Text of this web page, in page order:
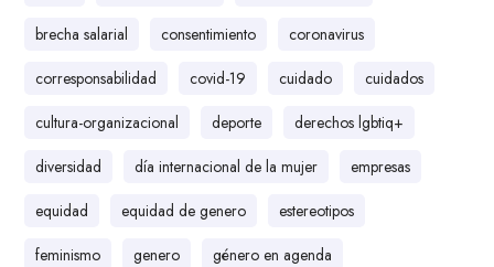
brecha salarial
consentimiento
coronavirus
corresponsabilidad
covid-19 cuidado
cuidados
cultura-organizacional
deporte
derechos lgbtiq+
diversidad
día internacional de la mujer
empresas
equidad
equidad de genero
estereotipos
feminismo
genero
género en agenda